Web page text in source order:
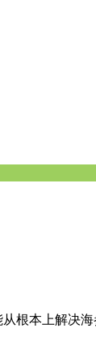
根本上解决